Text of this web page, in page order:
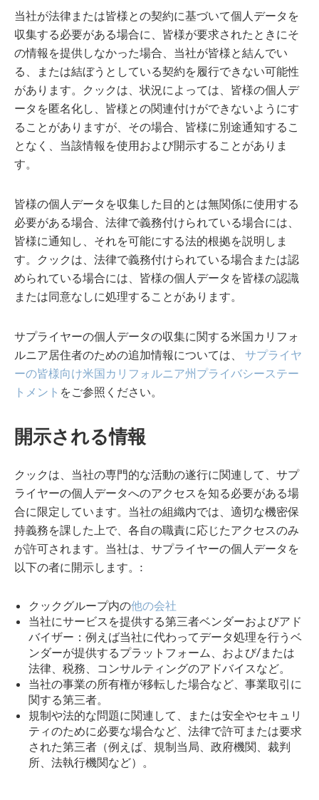
当社が法律または皆様との契約に基づいて個人データを
収集する必要がある場合に、皆様が要求されたときにそ
の情報を提供しなかった場合、当社が皆様と結んでい
る、または結ぼうとしている契約を履行できない可能性
があります。クックは、状況によっては、皆様の個人デ
ータを匿名化し、皆様との関連付けができないようにす
ることがありますが、その場合、皆様に別途通知するこ
となく、当該情報を使用および開示することがありま
す。
皆様の個人データを収集した目的とは無関係に使用する
必要がある場合、法律で義務付けられている場合には、
皆様に通知し、それを可能にする法的根拠を説明しま
す。クックは、法律で義務付けられている場合または認
められている場合には、皆様の個人データを皆様の認識
または同意なしに処理することがあります。
サプライヤーの個人データの収集に関する米国カリフォ
ルニア居住者のための追加情報については、 サプライヤ
ーの皆様向け米国カリフォルニア州プライバシーステー
トメント をご参照ください。
開示される情報
クックは、当社の専門的な活動の遂行に関連して、サプ
ライヤーの個人データへのアクセスを知る必要がある場
合に限定しています。当社の組織内では、適切な機密保
持義務を課した上で、各自の職責に応じたアクセスのみ
が許可されます。当社は、サプライヤーの個人データを
以下の者に開示します。:
クックグループ内の他の会社
当社にサービスを提供する第三者ベンダーおよびアド
バイザー：例えば当社に代わってデータ処理を行うベ
ンダーが提供するプラットフォーム、および/または
法律、税務、コンサルティングのアドバイスなど。
当社の事業の所有権が移転した場合など、事業取引に
関する第三者。
規制や法的な問題に関連して、または安全やセキュリ
ティのために必要な場合など、法律で許可または要求
された第三者（例えば、規制当局、政府機関、裁判
所、法執行機関など）。